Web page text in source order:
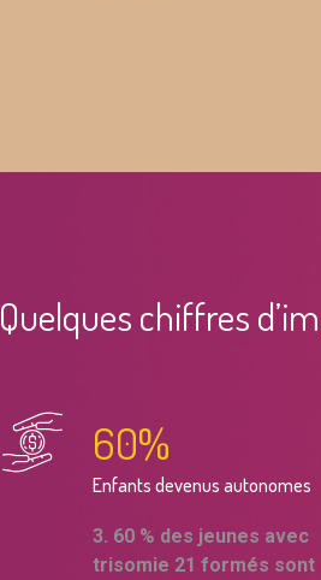
Quelques chiffres
60%
Enfants devenus autonomes
3. 60 % des jeunes avec
trisomie 21 formés sont